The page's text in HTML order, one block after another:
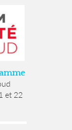
et 22